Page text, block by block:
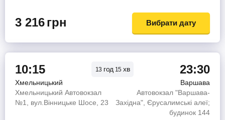
3 216грн Вибрати дату
10:15 13 год 15 хв 23:30
Хмельницький
Варшава
Хмельницький Автовокзал
№1, вул.Вінницьке Шосе, 23
Автовокзал "Варшава-
Західна", Єрусалимські алеї;
будинок 144